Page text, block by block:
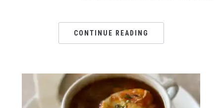
CONTINUE READING